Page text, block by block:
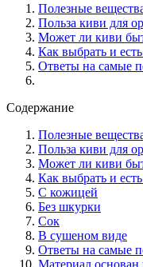
Полезные
Польза киви для
Может ли киви
Как выбрать и
Ответы на самые
Содержание
Полезные
Польза киви для
Может ли киви
Как выбрать и
С кожицей
Без шкурки
Сок
В сушеном виде
Ответы на самые
Материал